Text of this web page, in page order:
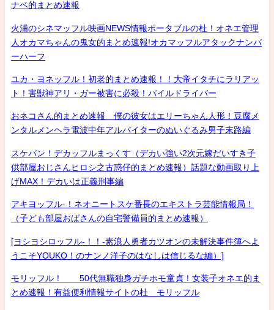
ナベ的まとめ速報
火浦のシネマッフル映画NEWS情報ポータブルの杜！オネエ管理
人オカマちゃんの鬼女的まとめ速報!オカマッフルアタックナンバ
ーハーフ
ユカ・ヨネッフル！初老的まとめ速報！！大帝イタチにラリアッ
ト！害獣神アリ・ガー被害に必殺！パイルドライバー
おネコさん的まとめ速報 僕の彼女はエリーちゃん人形！豆腐メ
ンタルメンヘラ電波中年アルバイターのぬいぐるみ男子末路編
スケバン！デカッフルまっくす（デカい強い2次元嫁だいすき子
供部屋おじさんヒロシ之古惑仔的まとめ速報）話題な動画取り上
げMAX！デカいは正義刑事編
アキヨッフル-！ネオニートスケ番長のエキストラ芸能情報局！
（子ども部屋おばさんの自宅警備員的まとめ速報）
[ヨシヨシロッフル-！！-素浪人勇者カツオンの未解決事件簿へよ
うこそYOUKO！のナンノ洋子のはなしは信じるな編）]
モリッフル！ 50代無職独身ガチホモ童貞！女装子オネエ的ま
とめ速報！有益便利情報サイトの杜 モリッフル